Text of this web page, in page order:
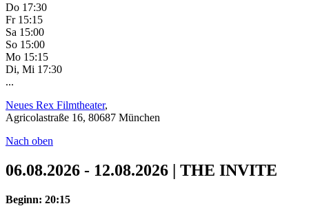
Do 17:30
Fr 15:15
Sa 15:00
So 15:00
Mo 15:15
Di, Mi 17:30
...
Neues Rex Filmtheater,
Agricolastraße 16, 80687 München
Nach oben
06.08.2026 - 12.08.2026 | THE INVITE
Beginn: 20:15